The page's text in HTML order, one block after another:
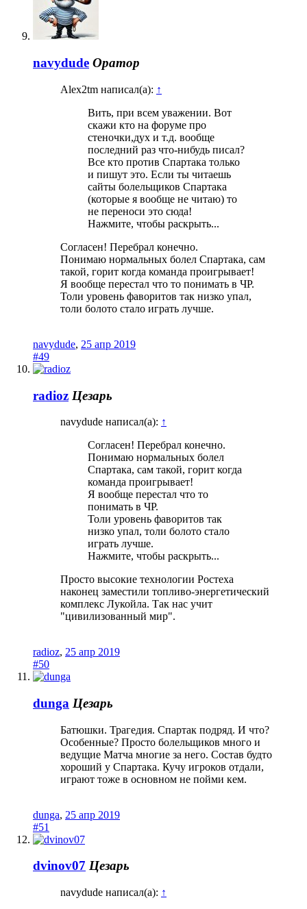
navydude Оратор
Alex2tm написал(а): ↑
Вить, при всем уважении. Вот
скажи кто на форуме про
стеночки,дух и т.д. вообще
последний раз что-нибудь писал?
Все кто против Спартака только
и пишут это. Если ты читаешь
сайты болельщиков Спартака
(которые я вообще не читаю) то
не переноси это сюда!
Нажмите, чтобы раскрыть...
Согласен! Перебрал конечно.
Понимаю нормальных болел Спартака, сам
такой, горит когда команда проигрывает!
Я вообще перестал что то понимать в ЧР.
Толи уровень фаворитов так низко упал,
толи болото стало играть лучше.
navydude, 25 апр 2019
#49
radioz Цезарь
navydude написал(а): ↑
Согласен! Перебрал конечно.
Понимаю нормальных болел
Спартака, сам такой, горит когда
команда проигрывает!
Я вообще перестал что то
понимать в ЧР.
Толи уровень фаворитов так
низко упал, толи болото стало
играть лучше.
Нажмите, чтобы раскрыть...
Просто высокие технологии Ростеха
наконец заместили топливо-энергетический
комплекс Лукойла. Так нас учит
"цивилизованный мир".
radioz, 25 апр 2019
#50
dunga Цезарь
Батюшки. Трагедия. Спартак подряд. И что?
Особенные? Просто болельщиков много и
ведущие Матча многие за него. Состав будто
хороший у Спартака. Кучу игроков отдали,
играют тоже в основном не пойми кем.
dunga, 25 апр 2019
#51
dvinov07 Цезарь
navydude написал(а): ↑